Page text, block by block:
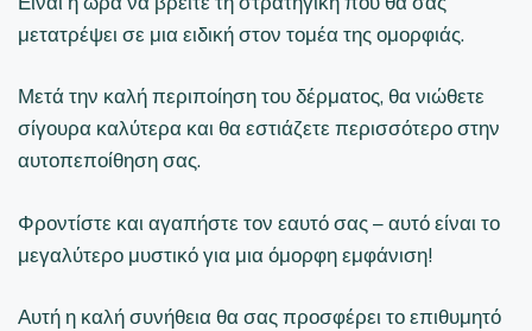
μετατρέψει σε μια ειδική στον τομέα της ομορφιάς.
Μετά την καλή περιποίηση του δέρματος, θα νιώθετε
σίγουρα καλύτερα και θα εστιάζετε περισσότερο στην
αυτοπεποίθηση σας.
Φροντίστε και αγαπήστε τον εαυτό σας – αυτό είναι το
μεγαλύτερο μυστικό για μια όμορφη εμφάνιση!
Αυτή η καλή συνήθεια θα σας προσφέρει το επιθυμητό